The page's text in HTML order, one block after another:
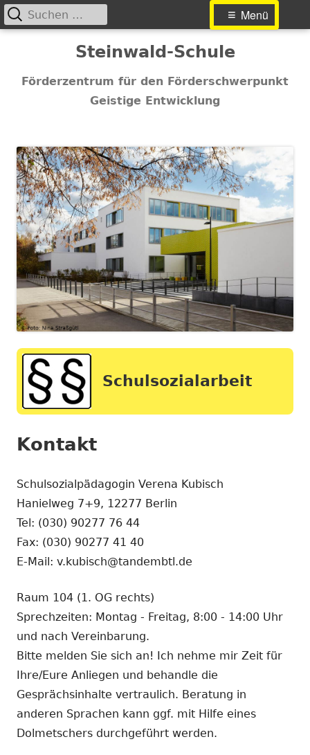
Inhalt
Steinwald-Schule
Förderzentrum für den Förderschwerpunkt
Geistige Entwicklung
Primäres
Menü
Suchen
nach:
Schulsozialarbeit
Kontakt
Schulsozialpädagogin Verena Kubisch
Hanielweg 7+9, 12277 Berlin
Tel: (030) 90277 76 44
Fax: (030) 90277 41 40
E-Mail: v.kubisch@tandembtl.de
Raum 104 (1. OG rechts)
Sprechzeiten: Montag - Freitag, 8:00 - 14:00 Uhr
und nach Vereinbarung.
Bitte melden Sie sich an! Ich nehme mir Zeit für
Ihre/Eure Anliegen und behandle die
Gesprächsinhalte vertraulich. Beratung in
anderen Sprachen kann ggf. mit Hilfe eines
Dolmetschers durchgeführt werden.